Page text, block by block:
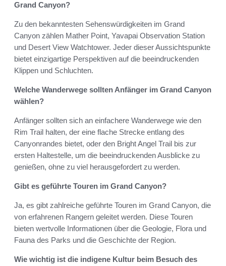
Grand Canyon?
Zu den bekanntesten Sehenswürdigkeiten im Grand
Canyon zählen Mather Point, Yavapai Observation Station
und Desert View Watchtower. Jeder dieser Aussichtspunkte
bietet einzigartige Perspektiven auf die beeindruckenden
Klippen und Schluchten.
Welche Wanderwege sollten Anfänger im Grand Canyon
wählen?
Anfänger sollten sich an einfachere Wanderwege wie den
Rim Trail halten, der eine flache Strecke entlang des
Canyonrandes bietet, oder den Bright Angel Trail bis zur
ersten Haltestelle, um die beeindruckenden Ausblicke zu
genießen, ohne zu viel herausgefordert zu werden.
Gibt es geführte Touren im Grand Canyon?
Ja, es gibt zahlreiche geführte Touren im Grand Canyon, die
von erfahrenen Rangern geleitet werden. Diese Touren
bieten wertvolle Informationen über die Geologie, Flora und
Fauna des Parks und die Geschichte der Region.
Wie wichtig ist die indigene Kultur beim Besuch des